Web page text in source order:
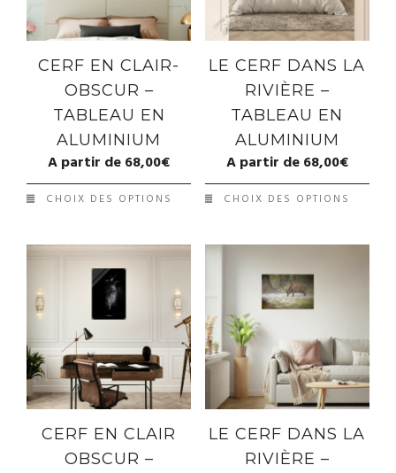
CERF EN CLAIR-
OBSCUR –
TABLEAU EN
ALUMINIUM
A partir de68,00€
CHOIX DES OPTIONS
LE CERF DANS LA
RIVIÈRE –
TABLEAU EN
ALUMINIUM
A partir de68,00€
CHOIX DES OPTIONS
CERF EN CLAIR
OBSCUR –
LE CERF DANS LA
RIVIÈRE –